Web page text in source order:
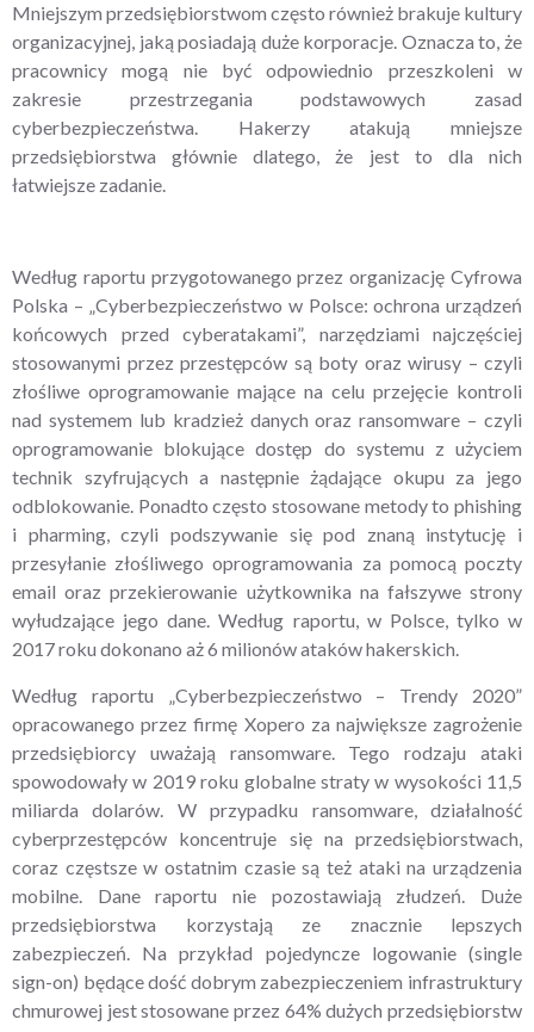
Mniejszym przedsiębiorstwom często również brakuje kultury
organizacyjnej, jaką posiadają duże korporacje. Oznacza to, że
pracownicy mogą nie być odpowiednio przeszkoleni w
zakresie przestrzegania podstawowych zasad
cyberbezpieczeństwa. Hakerzy atakują mniejsze
przedsiębiorstwa głównie dlatego, że jest to dla nich
łatwiejsze zadanie.
Według raportu przygotowanego przez organizację Cyfrowa
Polska – „Cyberbezpieczeństwo w Polsce: ochrona urządzeń
końcowych przed cyberatakami”, narzędziami najczęściej
stosowanymi przez przestępców są boty oraz wirusy – czyli
złośliwe oprogramowanie mające na celu przejęcie kontroli
nad systemem lub kradzież danych oraz ransomware – czyli
oprogramowanie blokujące dostęp do systemu z użyciem
technik szyfrujących a następnie żądające okupu za jego
odblokowanie. Ponadto często stosowane metody to phishing
i pharming, czyli podszywanie się pod znaną instytucję i
przesyłanie złośliwego oprogramowania za pomocą poczty
email oraz przekierowanie użytkownika na fałszywe strony
wyłudzające jego dane. Według raportu, w Polsce, tylko w
2017 roku dokonano aż 6 milionów ataków hakerskich.
Według raportu „Cyberbezpieczeństwo – Trendy 2020”
opracowanego przez firmę Xopero za największe zagrożenie
przedsiębiorcy uważają ransomware. Tego rodzaju ataki
spowodowały w 2019 roku globalne straty w wysokości 11,5
miliarda dolarów. W przypadku ransomware, działalność
cyberprzestępców koncentruje się na przedsiębiorstwach,
coraz częstsze w ostatnim czasie są też ataki na urządzenia
mobilne. Dane raportu nie pozostawiają złudzeń. Duże
przedsiębiorstwa korzystają ze znacznie lepszych
zabezpieczeń. Na przykład pojedyncze logowanie (single
sign-on) będące dość dobrym zabezpieczeniem infrastruktury
chmurowej jest stosowane przez 64% dużych przedsiębiorstw